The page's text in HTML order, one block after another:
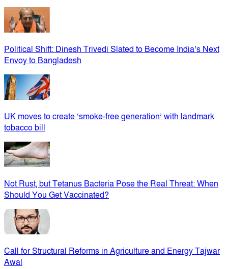
Political Shift: Dinesh Trivedi Slated to Become India’s Next
Envoy to Bangladesh
UK moves to create ‘smoke-free generation’ with landmark
tobacco bill
Not Rust, but Tetanus Bacteria Pose the Real Threat: When
Should You Get Vaccinated?
Call for Structural Reforms in Agriculture and Energy Tajwar
Awal